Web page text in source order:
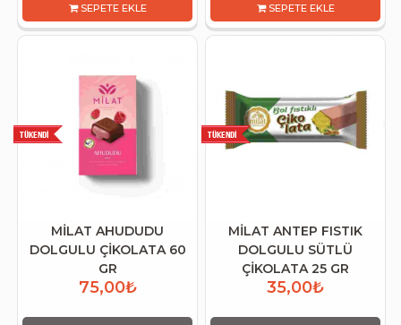
SEPETE EKLE SEPETE EKLE
MİLAT AHUDUDU
DOLGULU ÇİKOLATA 60
GR
75,00₺
MİLAT ANTEP FISTIK
DOLGULU SÜTLÜ
ÇİKOLATA 25 GR
35,00₺